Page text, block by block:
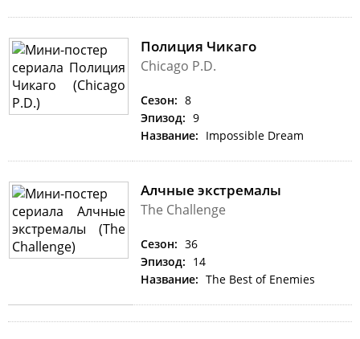
Полиция Чикаго
Chicago P.D.
Сезон: 8
Эпизод: 9
Название: Impossible Dream
Алчные экстремалы
The Challenge
Сезон: 36
Эпизод: 14
Название: The Best of Enemies